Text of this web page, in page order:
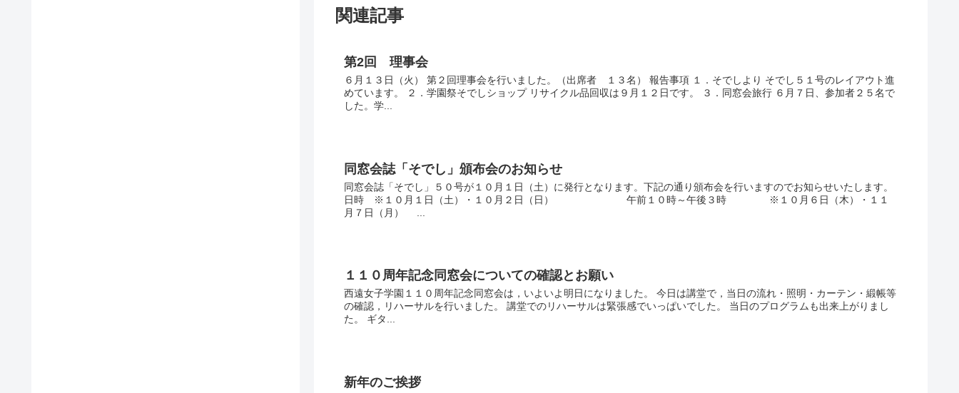
関連記事
第2回 理事会
６月１３日（火） 第２回理事会を行いました。（出席者 １３名） 報告事項 １．そでしより そでし５１号のレイアウト進
めています。 ２．学園祭そでしショップ リサイクル品回収は９月１２日です。 ３．同窓会旅行 ６月７日、参加者２５名で
した。学...
同窓会誌「そでし」頒布会のお知らせ
同窓会誌「そでし」５０号が１０月１日（土）に発行となります。下記の通り頒布会を行いますのでお知らせいたします。
日時 ※１０月１日（土）・１０月２日（日） 午前１０時～午後３時 ※１０月６日（木）・１１
月７日（月） ...
１１０周年記念同窓会についての確認とお願い
西遠女子学園１１０周年記念同窓会は，いよいよ明日になりました。 今日は講堂で，当日の流れ・照明・カーテン・緞帳等
の確認，リハーサルを行いました。 講堂でのリハーサルは緊張感でいっぱいでした。 当日のプログラムも出来上がりまし
た。 ギタ...
新年のご挨拶